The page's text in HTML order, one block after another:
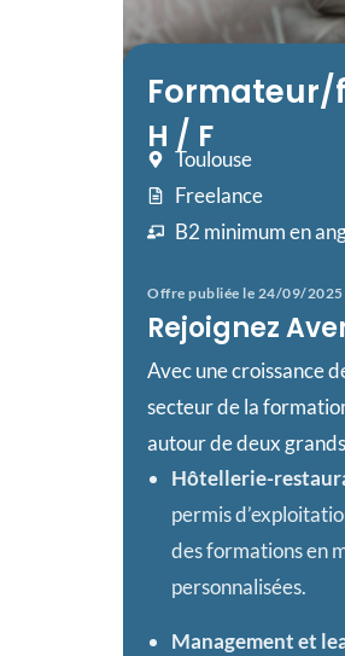
Formateur/
H / F
Toulouse
Freelance
B2 minimum en
Offre publiée le 24/09/2025
Rejoignez
Avec une croissance
secteur de la
autour de deux
Hôtellerie-
permis
des formations en
personnalisées.
Management et